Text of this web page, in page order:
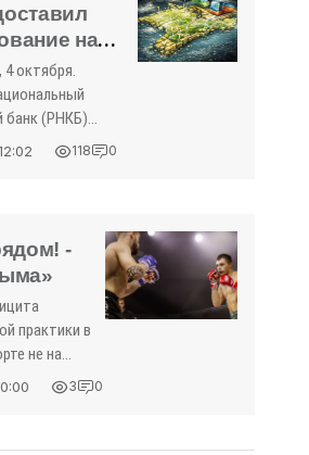
в Казани
на
в
октября.
банк (РНКБ)
линию ООО
на сумму 100
118 0
-
практики в
не на
не
3 0